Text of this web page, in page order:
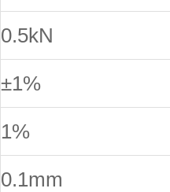
0.5kN
±1%
1%
0.1mm